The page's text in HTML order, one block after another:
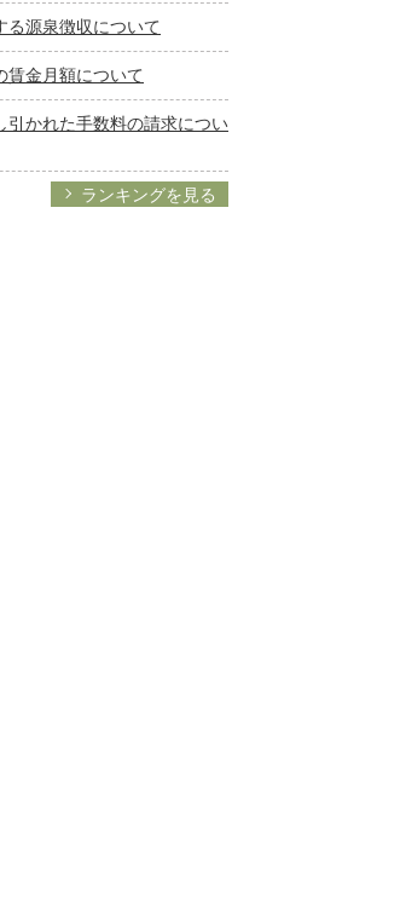
る源泉徴収について
賃金月額について
引かれた手数料の請求につい
ランキングを見る